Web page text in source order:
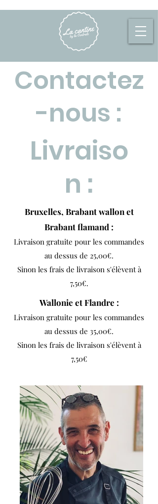
Contactez
-nous :
Livraiso
n :
Bruxelles, Brabant wallon et
Brabant flamand :
Livraison gratuite pour les commandes
au dessus de 25,00€.
Sinon les frais de livraison s'élèvent à
7,50€.
Wallonie et Flandre :
Livraison gratuite pour les commandes
au dessus de 35,00€.
Sinon les frais de livraison s'élèvent à
7,50€